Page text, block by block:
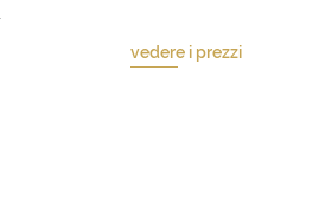
vedere i prezzi